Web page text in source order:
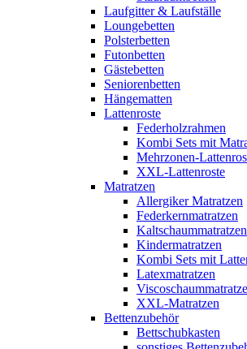
Laufgitter & Laufställe
Loungebetten
Polsterbetten
Futonbetten
Gästebetten
Seniorenbetten
Hängematten
Lattenroste
Federholzrahmen
Kombi Sets mit
Mehrzonen-
XXL-Lattenroste
Matratzen
Allergiker Matratzen
Federkernmatratzen
Kaltschaummatratzen
Kindermatratzen
Kombi Sets mit
Latexmatratzen
Viscoschaummatratze
XXL-Matratzen
Bettenzubehör
Bettschubkasten